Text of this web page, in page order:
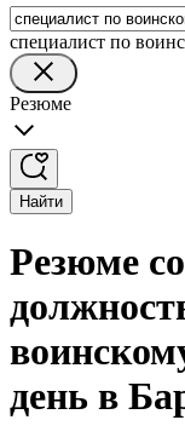
специалист по
Резюме
Найти
Резюме
день в